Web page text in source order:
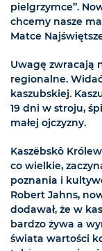
pielgrzymce”.
chcemy nasze
Matce
Uwagę zwracają
regionalne.
kaszubskiej.
19 dni w stroju,
małej ojczyzny.
Kaszëbskô
co wielkie,
poznania i
Robert Jahns,
dodawał, że w
bardzo żywa a
świata wartości